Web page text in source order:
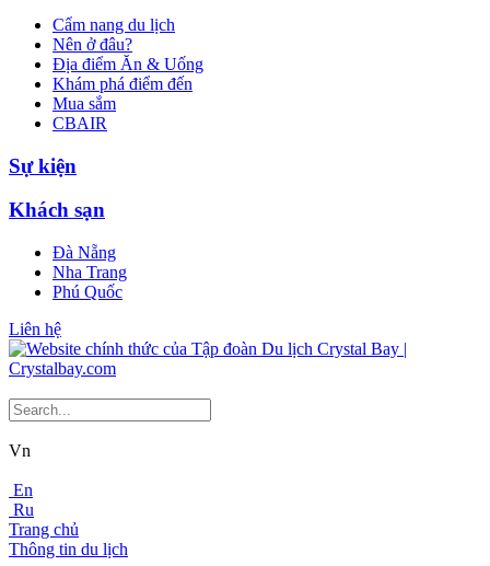
Cẩm nang du lịch
Nên ở đâu?
Địa điểm Ăn & Uống
Khám phá điểm đến
Mua sắm
CBAIR
Sự kiện
Khách sạn
Đà Nẵng
Nha Trang
Phú Quốc
Liên hệ
Vn
En
Ru
Trang chủ
Thông tin du lịch